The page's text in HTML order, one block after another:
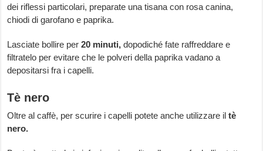
dei riflessi particolari, preparate una tisana con rosa canina,
chiodi di garofano e paprika.
Lasciate bollire per20 minuti, dopodiché fate raffreddare e
filtratelo per evitare che le polveri della paprika vadano a
depositarsi fra i capelli.
Tè nero
Oltre al caffè, per scurire i capelli potete anche utilizzare il tè
nero.